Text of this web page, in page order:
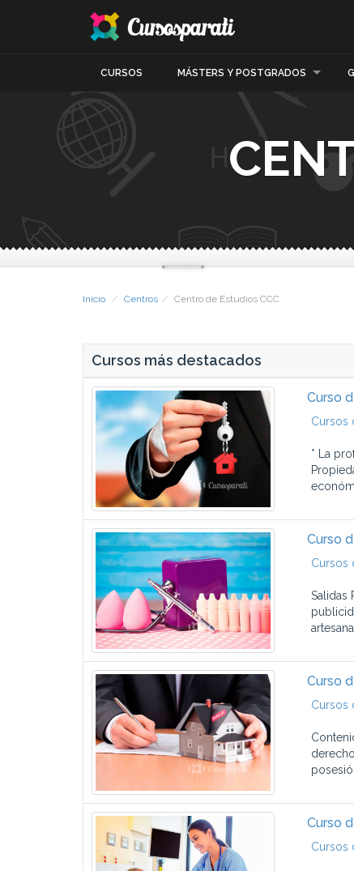
CURSOS MÁSTERS Y POSTGRADOS
Inicio Centros Centro de Estudios CCC
Cursos más destacados
Curso
Cursos
* La
Curso
Cursos
Salidas
Curso
Cursos
Curso
Cursos